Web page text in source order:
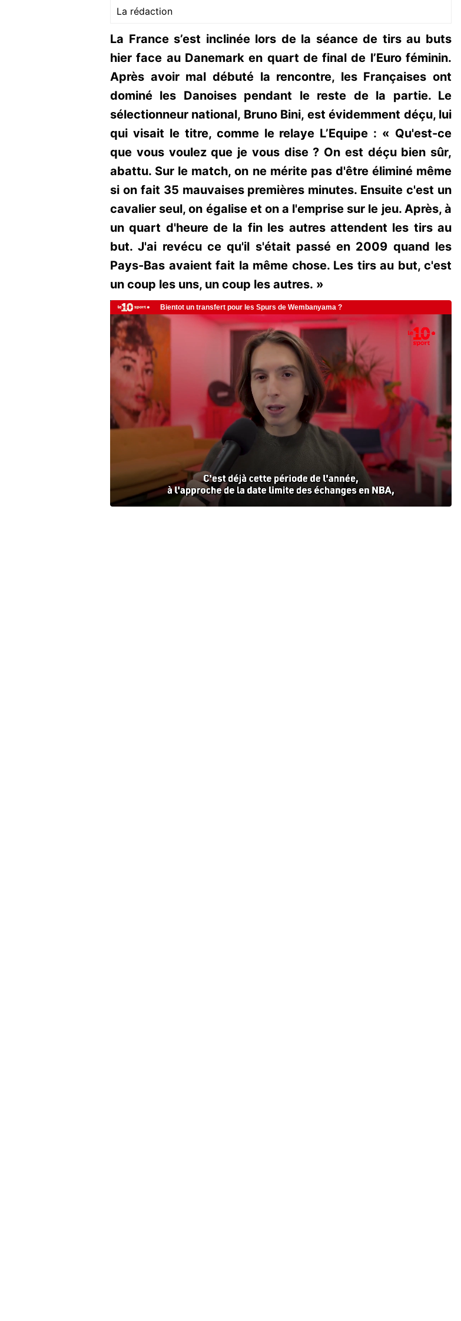
La rédaction
La France s’est inclinée lors de la séance de tirs au buts
hier face au Danemark en quart de final de l’Euro féminin.
Après avoir mal débuté la rencontre, les Françaises ont
dominé les Danoises pendant le reste de la partie. Le
sélectionneur national, Bruno Bini, est évidemment déçu, lui
qui visait le titre, comme le relaye L’Equipe : « Qu'est-ce
que vous voulez que je vous dise ? On est déçu bien sûr,
abattu. Sur le match, on ne mérite pas d'être éliminé même
si on fait 35 mauvaises premières minutes. Ensuite c'est un
cavalier seul, on égalise et on a l'emprise sur le jeu. Après, à
un quart d'heure de la fin les autres attendent les tirs au
but. J'ai revécu ce qu'il s'était passé en 2009 quand les
Pays-Bas avaient fait la même chose. Les tirs au but, c'est
un coup les uns, un coup les autres. »